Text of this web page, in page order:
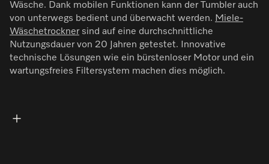
Wäsche. Dank mobilen Funktionen kann der Tumbler auch
von unterwegs bedient und überwacht werden. Miele-
Wäschetrocknersind auf eine durchschnittliche
Nutzungsdauer von 20 Jahren getestet. Innovative
technische Lösungen wie ein bürstenloser Motor und ein
wartungsfreies Filtersystem machen dies möglich.